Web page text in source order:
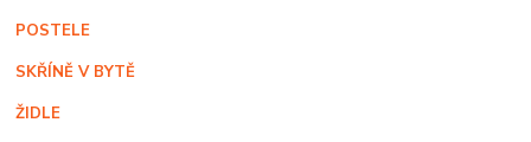
POSTELE
SKŘÍNĚ V BYTĚ
ŽIDLE